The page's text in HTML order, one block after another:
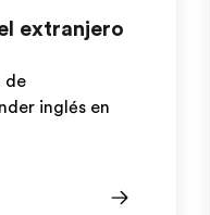
extranjero
de
inglés en